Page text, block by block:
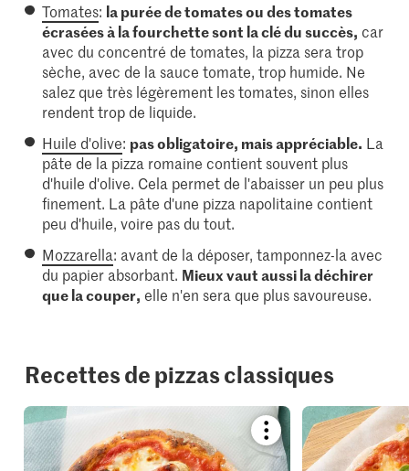
Tomates: la purée de tomates ou des tomates
écrasées à la fourchette sont la clé du succès, car
avec du concentré de tomates, la pizza sera trop
sèche, avec de la sauce tomate, trop humide. Ne
salez que très légèrement les tomates, sinon elles
rendent trop de liquide.
Huile d'olive: pas obligatoire, mais appréciable. La
pâte de la pizza romaine contient souvent plus
d'huile d'olive. Cela permet de l'abaisser un peu plus
finement. La pâte d'une pizza napolitaine contient
peu d'huile, voire pas du tout.
Mozzarella: avant de la déposer, tamponnez-la avec
du papier absorbant. Mieux vaut aussi la déchirer
que la couper, elle n'en sera que plus savoureuse.
Recettes de pizzas classiques
Bookmark
recipe
or